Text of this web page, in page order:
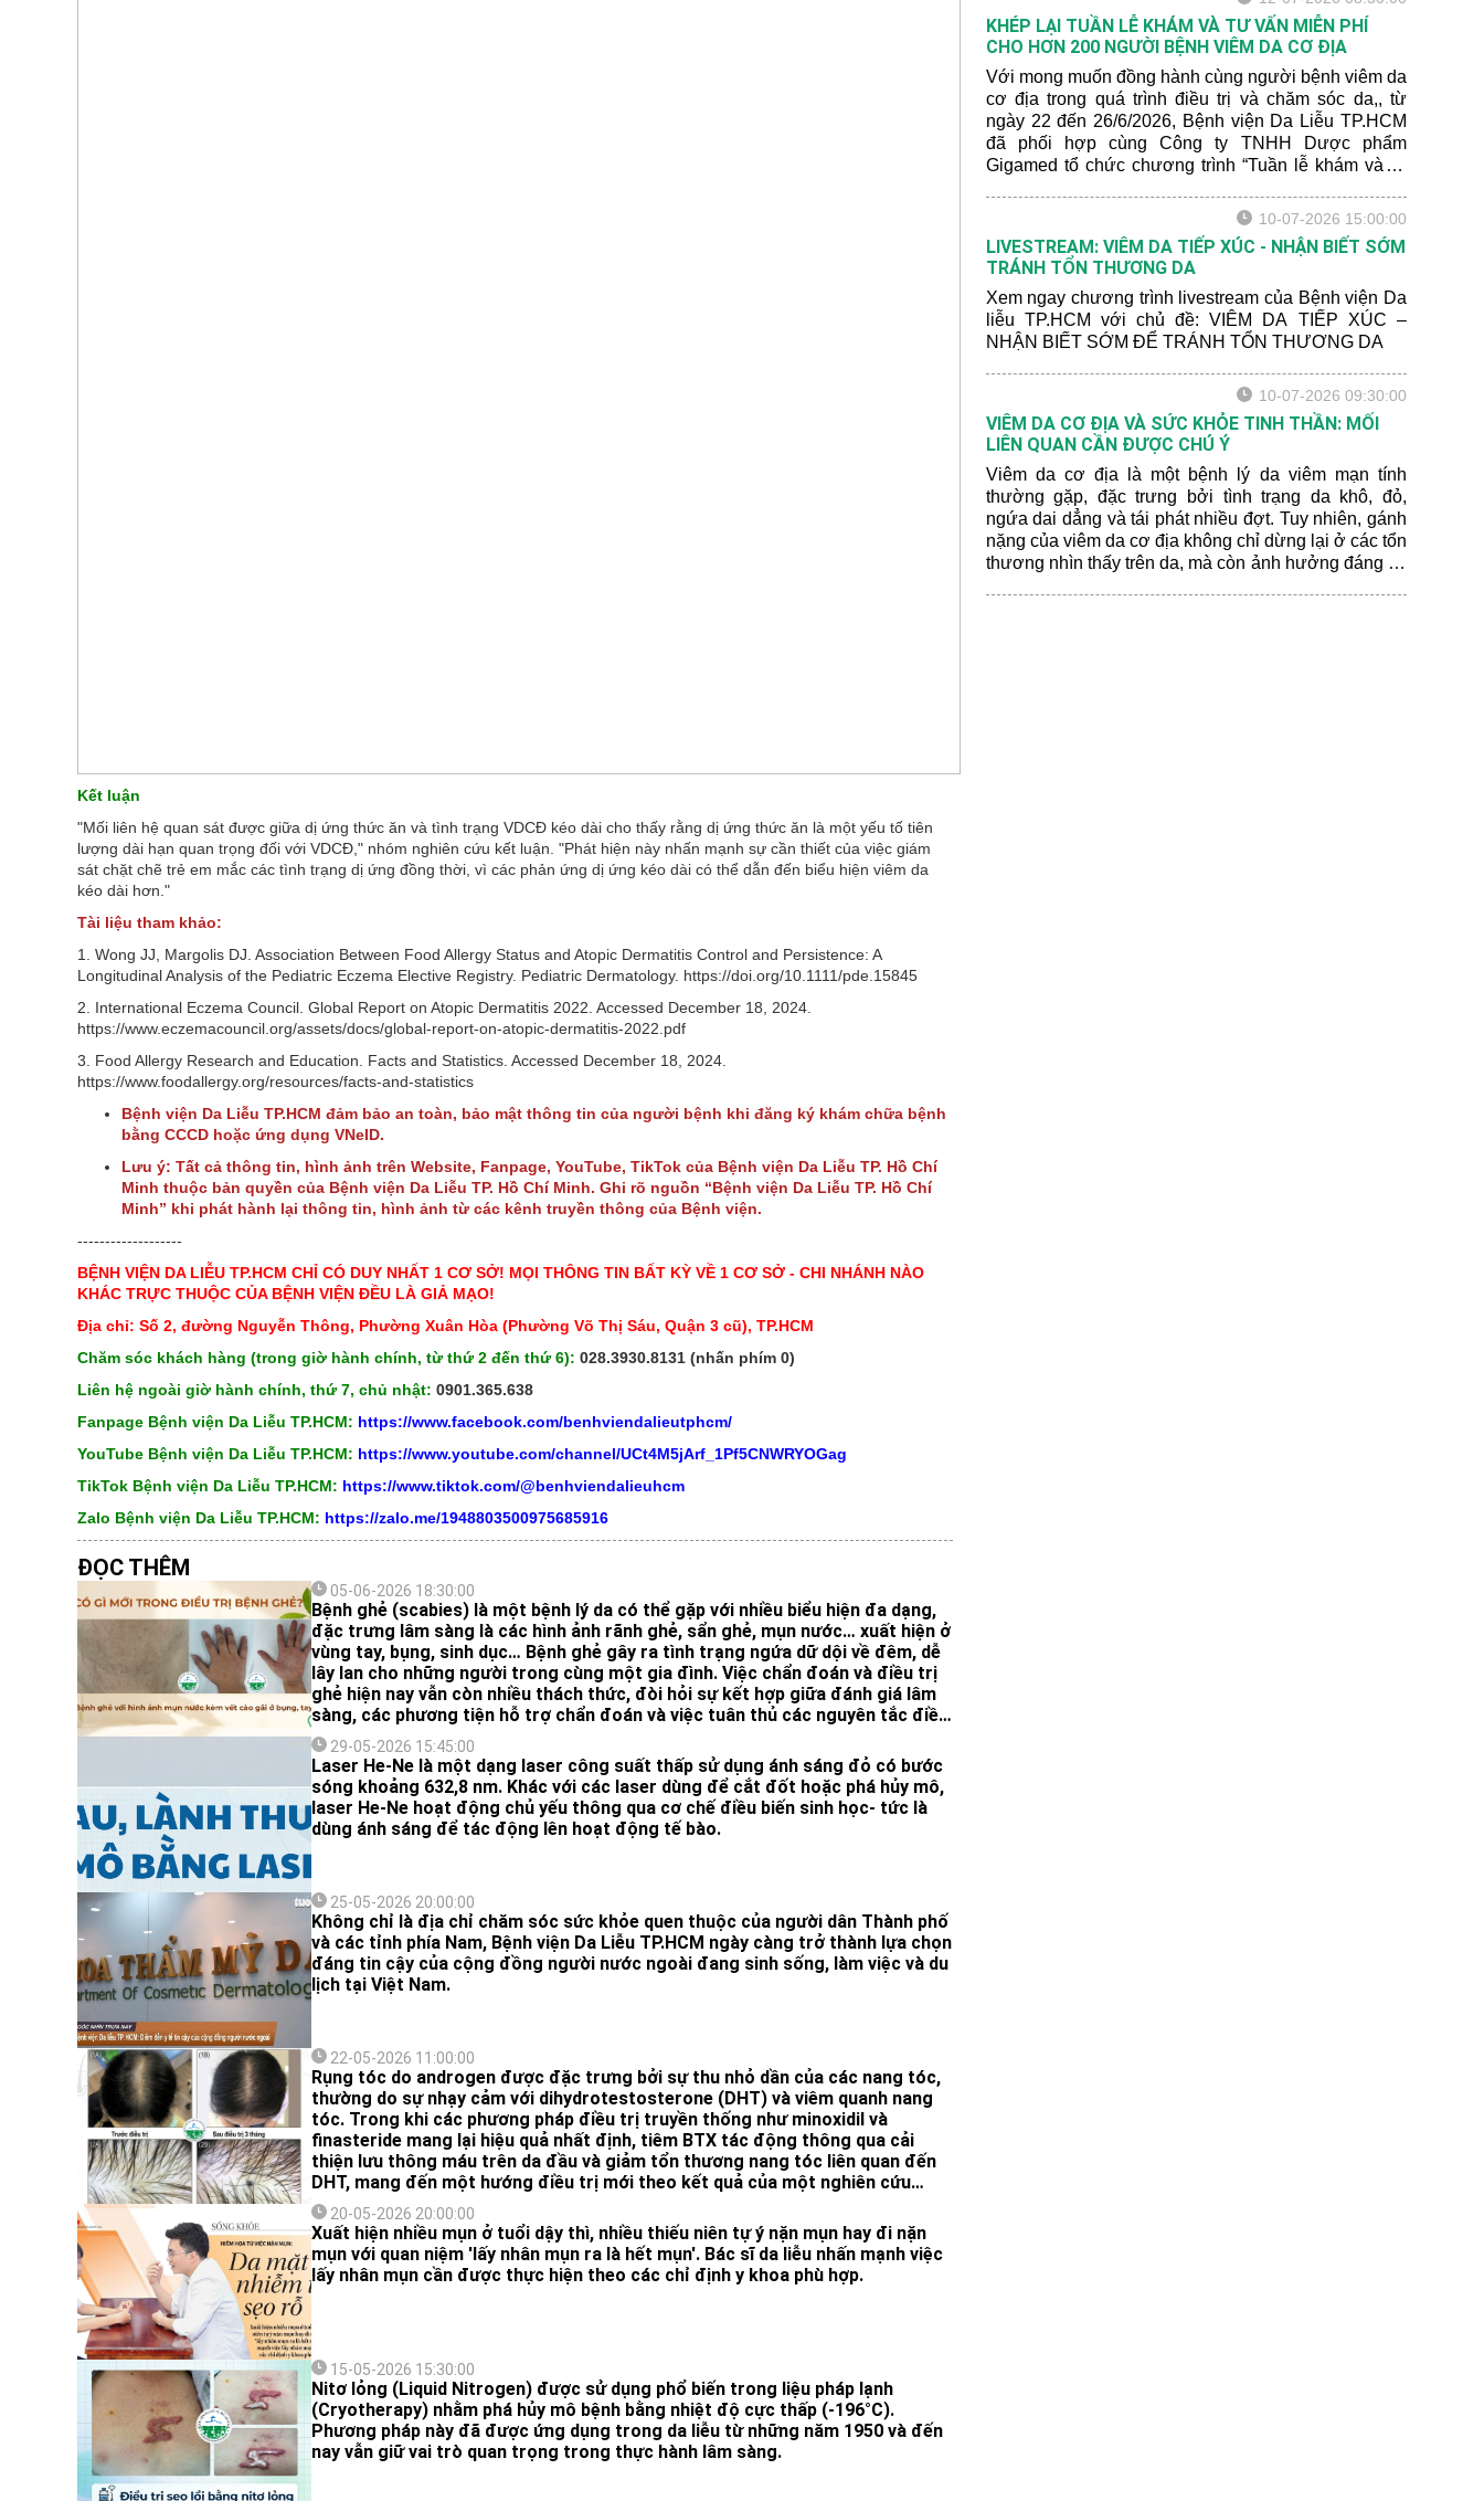
Kết luận
"Mối liên hệ quan sát được giữa dị ứng thức ăn và tình trạng VDCĐ kéo dài cho thấy rằng dị ứng thức ăn là một yếu tố tiên
lượng dài hạn quan trọng đối với VDCĐ," nhóm nghiên cứu kết luận. "Phát hiện này nhấn mạnh sự cần thiết của việc giám
sát chặt chẽ trẻ em mắc các tình trạng dị ứng đồng thời, vì các phản ứng dị ứng kéo dài có thể dẫn đến biểu hiện viêm da
kéo dài hơn."
Tài liệu tham khảo:
1. Wong JJ, Margolis DJ. Association Between Food Allergy Status and Atopic Dermatitis Control and Persistence: A
Longitudinal Analysis of the Pediatric Eczema Elective Registry. Pediatric Dermatology. https://doi.org/10.1111/pde.15845
2. International Eczema Council. Global Report on Atopic Dermatitis 2022. Accessed December 18, 2024.
https://www.eczemacouncil.org/assets/docs/global-report-on-atopic-dermatitis-2022.pdf
3. Food Allergy Research and Education. Facts and Statistics. Accessed December 18, 2024.
https://www.foodallergy.org/resources/facts-and-statistics
Bệnh viện Da Liễu TP.HCM đảm bảo an toàn, bảo mật thông tin của người bệnh khi đăng ký khám chữa bệnh
bằng CCCD hoặc ứng dụng VNeID.
Lưu ý: Tất cả thông tin, hình ảnh trên Website, Fanpage, YouTube, TikTok của Bệnh viện Da Liễu TP. Hồ Chí
Minh thuộc bản quyền của Bệnh viện Da Liễu TP. Hồ Chí Minh. Ghi rõ nguồn “Bệnh viện Da Liễu TP. Hồ Chí
Minh” khi phát hành lại thông tin, hình ảnh từ các kênh truyền thông của Bệnh viện.
-------------------
BỆNH VIỆN DA LIỄU TP.HCM CHỈ CÓ DUY NHẤT 1 CƠ SỞ! MỌI THÔNG TIN BẤT KỲ VỀ 1 CƠ SỞ - CHI NHÁNH NÀO
KHÁC TRỰC THUỘC CỦA BỆNH VIỆN ĐỀU LÀ GIẢ MẠO!
Địa chỉ: Số 2, đường Nguyễn Thông, Phường Xuân Hòa (Phường Võ Thị Sáu, Quận 3 cũ), TP.HCM
Chăm sóc khách hàng (trong giờ hành chính, từ thứ 2 đến thứ 6): 028.3930.8131 (nhấn phím 0)
Liên hệ ngoài giờ hành chính, thứ 7, chủ nhật: 0901.365.638
Fanpage Bệnh viện Da Liễu TP.HCM: https://www.facebook.com/benhviendalieutphcm/
YouTube Bệnh viện Da Liễu TP.HCM: https://www.youtube.com/channel/UCt4M5jArf_1Pf5CNWRYOGag
TikTok Bệnh viện Da Liễu TP.HCM: https://www.tiktok.com/@benhviendalieuhcm
Zalo Bệnh viện Da Liễu TP.HCM: https://zalo.me/1948803500975685916
ĐỌC THÊM
05-06-2026 18:30:00
Bệnh ghẻ (scabies) là một bệnh lý da có thể gặp với nhiều biểu hiện đa dạng,
đặc trưng lâm sàng là các hình ảnh rãnh ghẻ, sẩn ghẻ, mụn nước… xuất hiện ở
vùng tay, bụng, sinh dục… Bệnh ghẻ gây ra tình trạng ngứa dữ dội về đêm, dễ
lây lan cho những người trong cùng một gia đình. Việc chẩn đoán và điều trị
ghẻ hiện nay vẫn còn nhiều thách thức, đòi hỏi sự kết hợp giữa đánh giá lâm
sàng, các phương tiện hỗ trợ chẩn đoán và việc tuân thủ các nguyên tắc điều
trị cơ bản
29-05-2026 15:45:00
Laser He-Ne là một dạng laser công suất thấp sử dụng ánh sáng đỏ có bước
sóng khoảng 632,8 nm. Khác với các laser dùng để cắt đốt hoặc phá hủy mô,
laser He-Ne hoạt động chủ yếu thông qua cơ chế điều biến sinh học- tức là
dùng ánh sáng để tác động lên hoạt động tế bào.
25-05-2026 20:00:00
Không chỉ là địa chỉ chăm sóc sức khỏe quen thuộc của người dân Thành phố
và các tỉnh phía Nam, Bệnh viện Da Liễu TP.HCM ngày càng trở thành lựa chọn
đáng tin cậy của cộng đồng người nước ngoài đang sinh sống, làm việc và du
lịch tại Việt Nam.
22-05-2026 11:00:00
Rụng tóc do androgen được đặc trưng bởi sự thu nhỏ dần của các nang tóc,
thường do sự nhạy cảm với dihydrotestosterone (DHT) và viêm quanh nang
tóc. Trong khi các phương pháp điều trị truyền thống như minoxidil và
finasteride mang lại hiệu quả nhất định, tiêm BTX tác động thông qua cải
thiện lưu thông máu trên da đầu và giảm tổn thương nang tóc liên quan đến
DHT, mang đến một hướng điều trị mới theo kết quả của một nghiên cứu
được công bố trên tạp chí Dermatologic Surgery.
20-05-2026 20:00:00
Xuất hiện nhiều mụn ở tuổi dậy thì, nhiều thiếu niên tự ý nặn mụn hay đi nặn
mụn với quan niệm 'lấy nhân mụn ra là hết mụn'. Bác sĩ da liễu nhấn mạnh việc
lấy nhân mụn cần được thực hiện theo các chỉ định y khoa phù hợp.
15-05-2026 15:30:00
Nitơ lỏng (Liquid Nitrogen) được sử dụng phổ biến trong liệu pháp lạnh
(Cryotherapy) nhằm phá hủy mô bệnh bằng nhiệt độ cực thấp (-196°C).
Phương pháp này đã được ứng dụng trong da liễu từ những năm 1950 và đến
nay vẫn giữ vai trò quan trọng trong thực hành lâm sàng.
KHÉP LẠI TUẦN LỄ KHÁM VÀ TƯ VẤN MIỄN PHÍ
CHO HƠN 200 NGƯỜI BỆNH VIÊM DA CƠ ĐỊA
Với mong muốn đồng hành cùng người bệnh viêm da
cơ địa trong quá trình điều trị và chăm sóc da,, từ
ngày 22 đến 26/6/2026, Bệnh viện Da Liễu TP.HCM
đã phối hợp cùng Công ty TNHH Dược phẩm
Gigamed tổ chức chương trình “Tuần lễ khám và tư
10-07-2026 15:00:00
LIVESTREAM: VIÊM DA TIẾP XÚC - NHẬN BIẾT SỚM
TRÁNH TỔN THƯƠNG DA
Xem ngay chương trình livestream của Bệnh viện Da
liễu TP.HCM với chủ đề: VIÊM DA TIẾP XÚC –
NHẬN BIẾT SỚM ĐỂ TRÁNH TỔN THƯƠNG DA
10-07-2026 09:30:00
VIÊM DA CƠ ĐỊA VÀ SỨC KHỎE TINH THẦN: MỐI
LIÊN QUAN CẦN ĐƯỢC CHÚ Ý
Viêm da cơ địa là một bệnh lý da viêm mạn tính
thường gặp, đặc trưng bởi tình trạng da khô, đỏ,
ngứa dai dẳng và tái phát nhiều đợt. Tuy nhiên, gánh
nặng của viêm da cơ địa không chỉ dừng lại ở các tổn
thương nhìn thấy trên da, mà còn ảnh hưởng đáng kể